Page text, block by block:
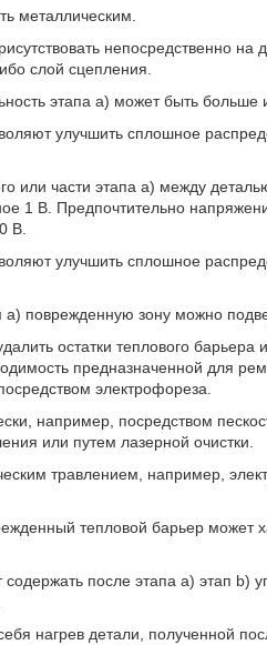
металлическим.
непосредственно
слой сцепления.
этапа а) может быть больше
улучшить сплошное
или части этапа a) между
1 В. Предпочтительно
В.
улучшить сплошное
поврежденную зону можно
остатки теплового
предназначенной для
электрофореза.
например, посредством
или путем лазерной очистки.
травлением, например,
тепловой барьер может
после этапа a) этап b)
нагрев детали, полученной